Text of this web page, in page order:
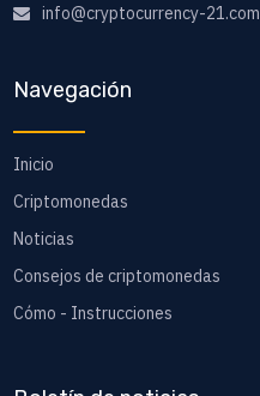
info@cryptocurrency-21.com
Navegación
Inicio
Criptomonedas
Noticias
Consejos de criptomonedas
Cómo - Instrucciones